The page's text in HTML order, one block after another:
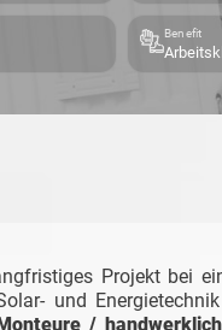
Benefit
Projekt bei
und
/